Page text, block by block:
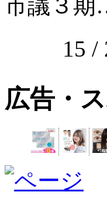
市議３
15 /
広告・